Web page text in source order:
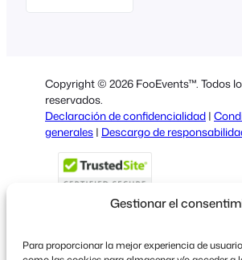
Gestionar el
Para proporcionar la mejor experiencia de
English
Italian
Portuguese
French
Polish
Copyright © 2026 FooEvents™. Todos
reservados.
Declaración de confidencialidad |
generales | Descargo de